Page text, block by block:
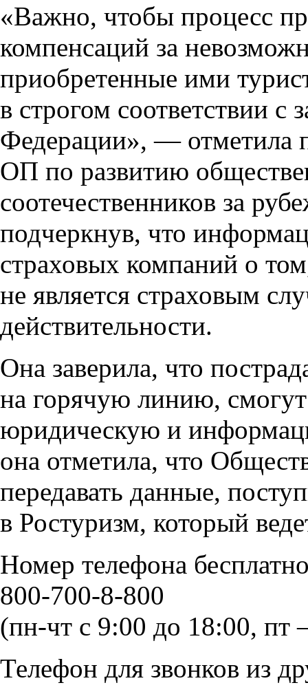
«Важно, чтобы процесс
компенсаций за
приобретенные ими
в строгом соответствии с
Федерации», — отметила
ОП по развитию
соотечественников за
подчеркнув, что
страховых компаний о
не является страховым
действительности.
Она заверила, что
на горячую линию,
юридическую и
она отметила, что
передавать данные,
в Ростуризм, который
Номер телефона
800-700-8-800
(пн-чт с 9:00 до 18:00,
Телефон для звонков из